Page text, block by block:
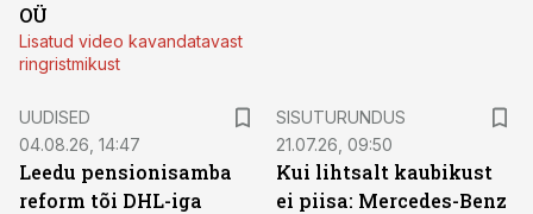
OÜ
Lisatud video kavandatavast
ringristmikust
UUDISED
04.08.26, 14:47
Leedu pensionisamba
reform tõi DHL-iga
SISUTURUNDUS
21.07.26, 09:50
Kui lihtsalt kaubikust
ei piisa: Mercedes-Benz